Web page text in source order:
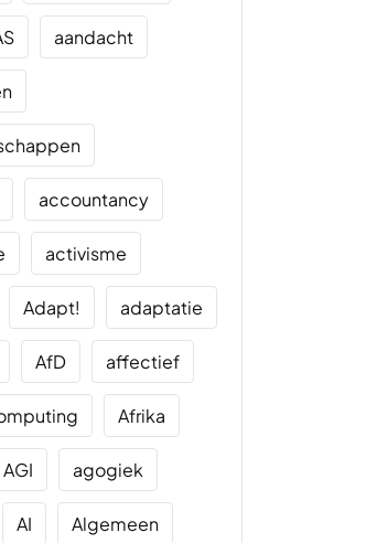
aandacht
accountancy
activisme
Adapt! adaptatie
AfD affectief
Afrika
AGI agogiek
AI Algemeen